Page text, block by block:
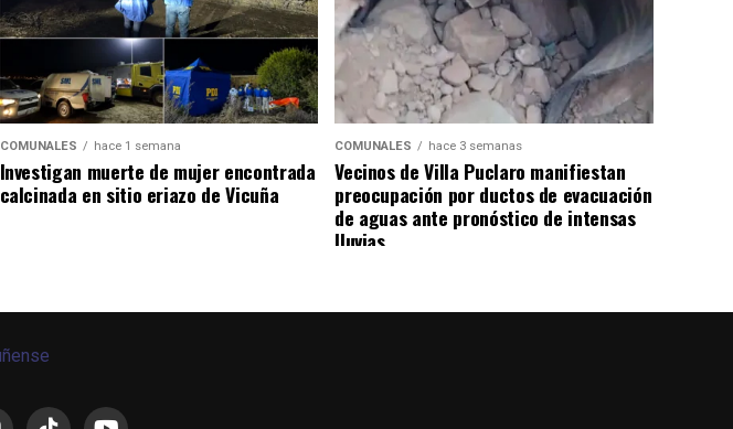
COMUNALES hace 1 semana
Investigan muerte de mujer encontrada
calcinada en sitio eriazo de Vicuña
COMUNALES hace 3 semanas
Vecinos de Villa Puclaro manifiestan
preocupación por ductos de evacuación
de aguas ante pronóstico de intensas
lluvias